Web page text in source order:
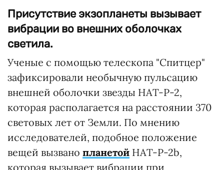
Присутствие экзопланеты вызывает
вибрации во внешних оболочках
светила.
Ученые с помощью телескопа "Спитцер"
зафиксировали необычную пульсацию
внешней оболочки звезды HAT-P-2,
которая располагается на расстоянии 370
световых лет от Земли. По мнению
исследователей, подобное положение
вещей вызвано планетой HAT-P-2b,
которая вызывает вибрации при